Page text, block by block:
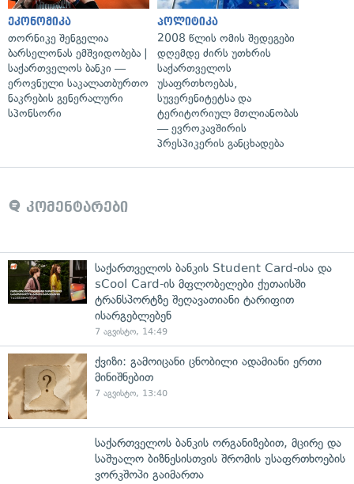
ეკონომიკა
თორნიკე შენგელია
ბარსელონას ემშვიდობება |
საქართველოს ბანკი —
ეროვნული საკალათბურთო
ნაკრების გენერალური
სპონსორი
პოლიტიკა
2008 წლის ომის შედეგები
დღემდე ძირს უთხრის
საქართველოს
უსაფრთხოებას,
სუვერენიტეტსა და
ტერიტორიულ მთლიანობას
— ევროკავშირის
პრესპიკერის განცხადება
კომენტარები
საქართველოს ბანკის Student Card-ისა და
sCool Card-ის მფლობელები ქუთაისში
ტრანსპორტზე შეღავათიანი ტარიფით
ისარგებლებენ
7 აგვისტო, 14:49
ქვიზი: გამოიცანი ცნობილი ადამიანი ერთი
მინიშნებით
7 აგვისტო, 13:40
საქართველოს ბანკის ორგანიზებით, მცირე და
საშუალო ბიზნესისთვის შრომის უსაფრთხოების
ვორკშოპი გაიმართა